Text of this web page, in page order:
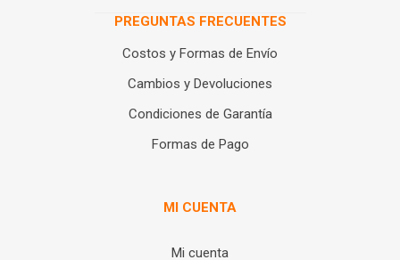
PREGUNTAS FRECUENTES
Costos y Formas de Envío
Cambios y Devoluciones
Condiciones de Garantía
Formas de Pago
MI CUENTA
Mi cuenta